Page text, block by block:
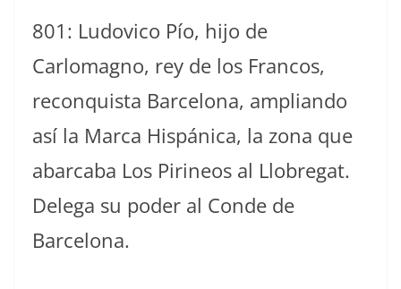
801: Ludovico Pío, hijo de
Carlomagno, rey de los Francos,
reconquista Barcelona, ampliando
así la Marca Hispánica, la zona que
abarcaba Los Pirineos al Llobregat.
Delega su poder al Conde de
Barcelona.